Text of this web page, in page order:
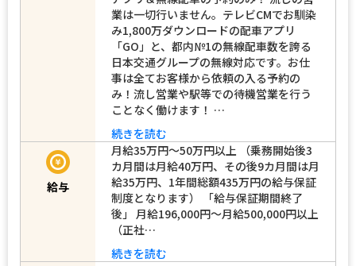
業は一切行いません。テレビCMでお馴染
み1,800万ダウンロードの配車アプリ
「GO」と、都内№1の無線配車数を誇る
日本交通グループの無線対応です。お仕
事は全てお客様から依頼の入る予約の
み！流し営業や駅等での待機営業を行う
ことなく働けます！ …
続きを読む
給与
月給35万円～50万円以上 （乗務開始後3
カ月間は月給40万円、その後9カ月間は月
給35万円、1年間総額435万円の給与保証
制度となります） 「給与保証期間終了
後」 月給196,000円～月給500,000円以上
（正社…
続きを読む